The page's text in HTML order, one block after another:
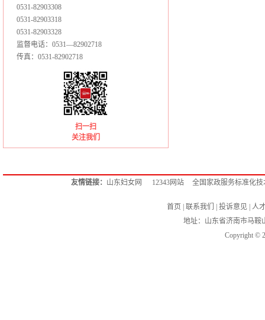
0531-82903308
0531-82903318
0531-82903328
监督电话：0531—82902718
传真：0531-82902718
扫一扫
关注我们
友情链接： 山东妇女网 12343网站 全国家政服务标准化
首页 联系我们 投诉意见 人
地址：山东省济南市马鞍
Copyright ©